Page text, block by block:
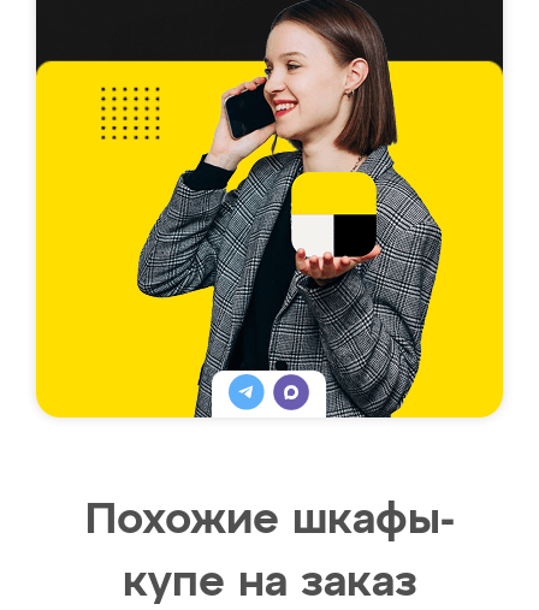
Похожие шкафы-
купе на заказ